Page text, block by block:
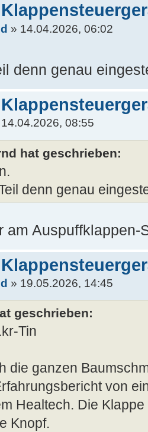
» 14.04.2026, 06:02
denn genau
08:55
hat geschrieben:
denn genau
am Auspuffklappen-
» 19.05.2026, 14:45
geschrieben:
Tin
die ganzen
von
Healtech. Die
Knopf.